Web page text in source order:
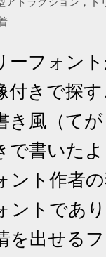
ーフォン
付きで探
き風（てが
で書いた
ント作者
ントであ
を出せるフ